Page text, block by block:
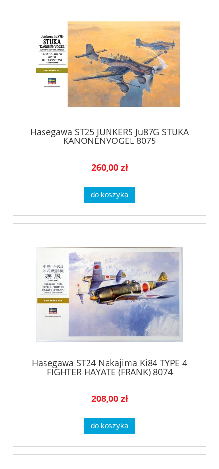
Hasegawa ST25 JUNKERS Ju87G STUKA
KANONENVOGEL 8075
260,00 zł
do koszyka
Hasegawa ST24 Nakajima Ki84 TYPE 4
FIGHTER HAYATE (FRANK) 8074
208,00 zł
do koszyka